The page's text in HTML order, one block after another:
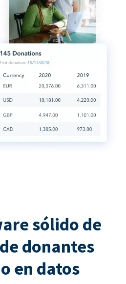
sólido de
donantes
en datos